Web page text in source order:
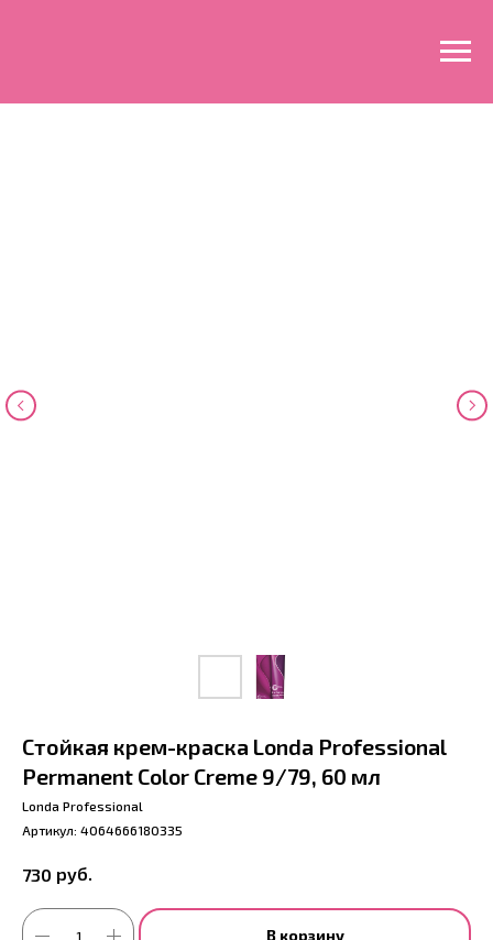
Стойкая крем-краска Londa Professional
Permanent Color Creme 9/79, 60 мл
Londa Professional
Артикул: 4064666180335
730 руб.
В корзину